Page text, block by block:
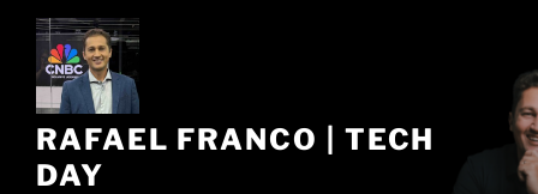
Pular
conteúdo
RAFAEL FRANCO | TECH
DAY